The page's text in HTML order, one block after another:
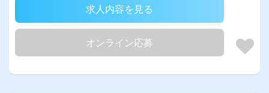
求人内容を見る
オンライン応募